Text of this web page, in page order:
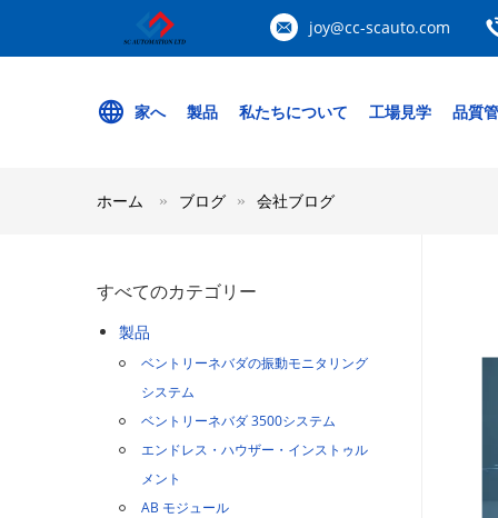
joy@cc-scauto.com
家へ 製品 私たちについて 工場見学 品質
ホーム ブログ 会社ブログ
すべてのカテゴリー
製品
ベントリーネバダの振動モニタリング
システム
ベントリーネバダ 3500システム
エンドレス・ハウザー・インストゥル
メント
AB モジュール